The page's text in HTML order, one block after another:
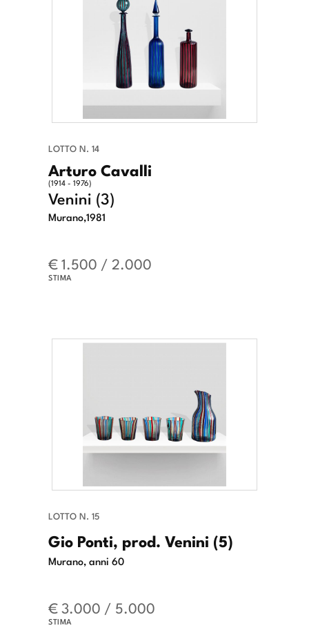
LOTTO N. 14
Arturo Cavalli
(1914 - 1976)
Venini (3)
Murano,1981
€ 1.500 / 2.000
STIMA
LOTTO N. 15
Gio Ponti, prod. Venini (5)
Murano, anni 60
€ 3.000 / 5.000
STIMA